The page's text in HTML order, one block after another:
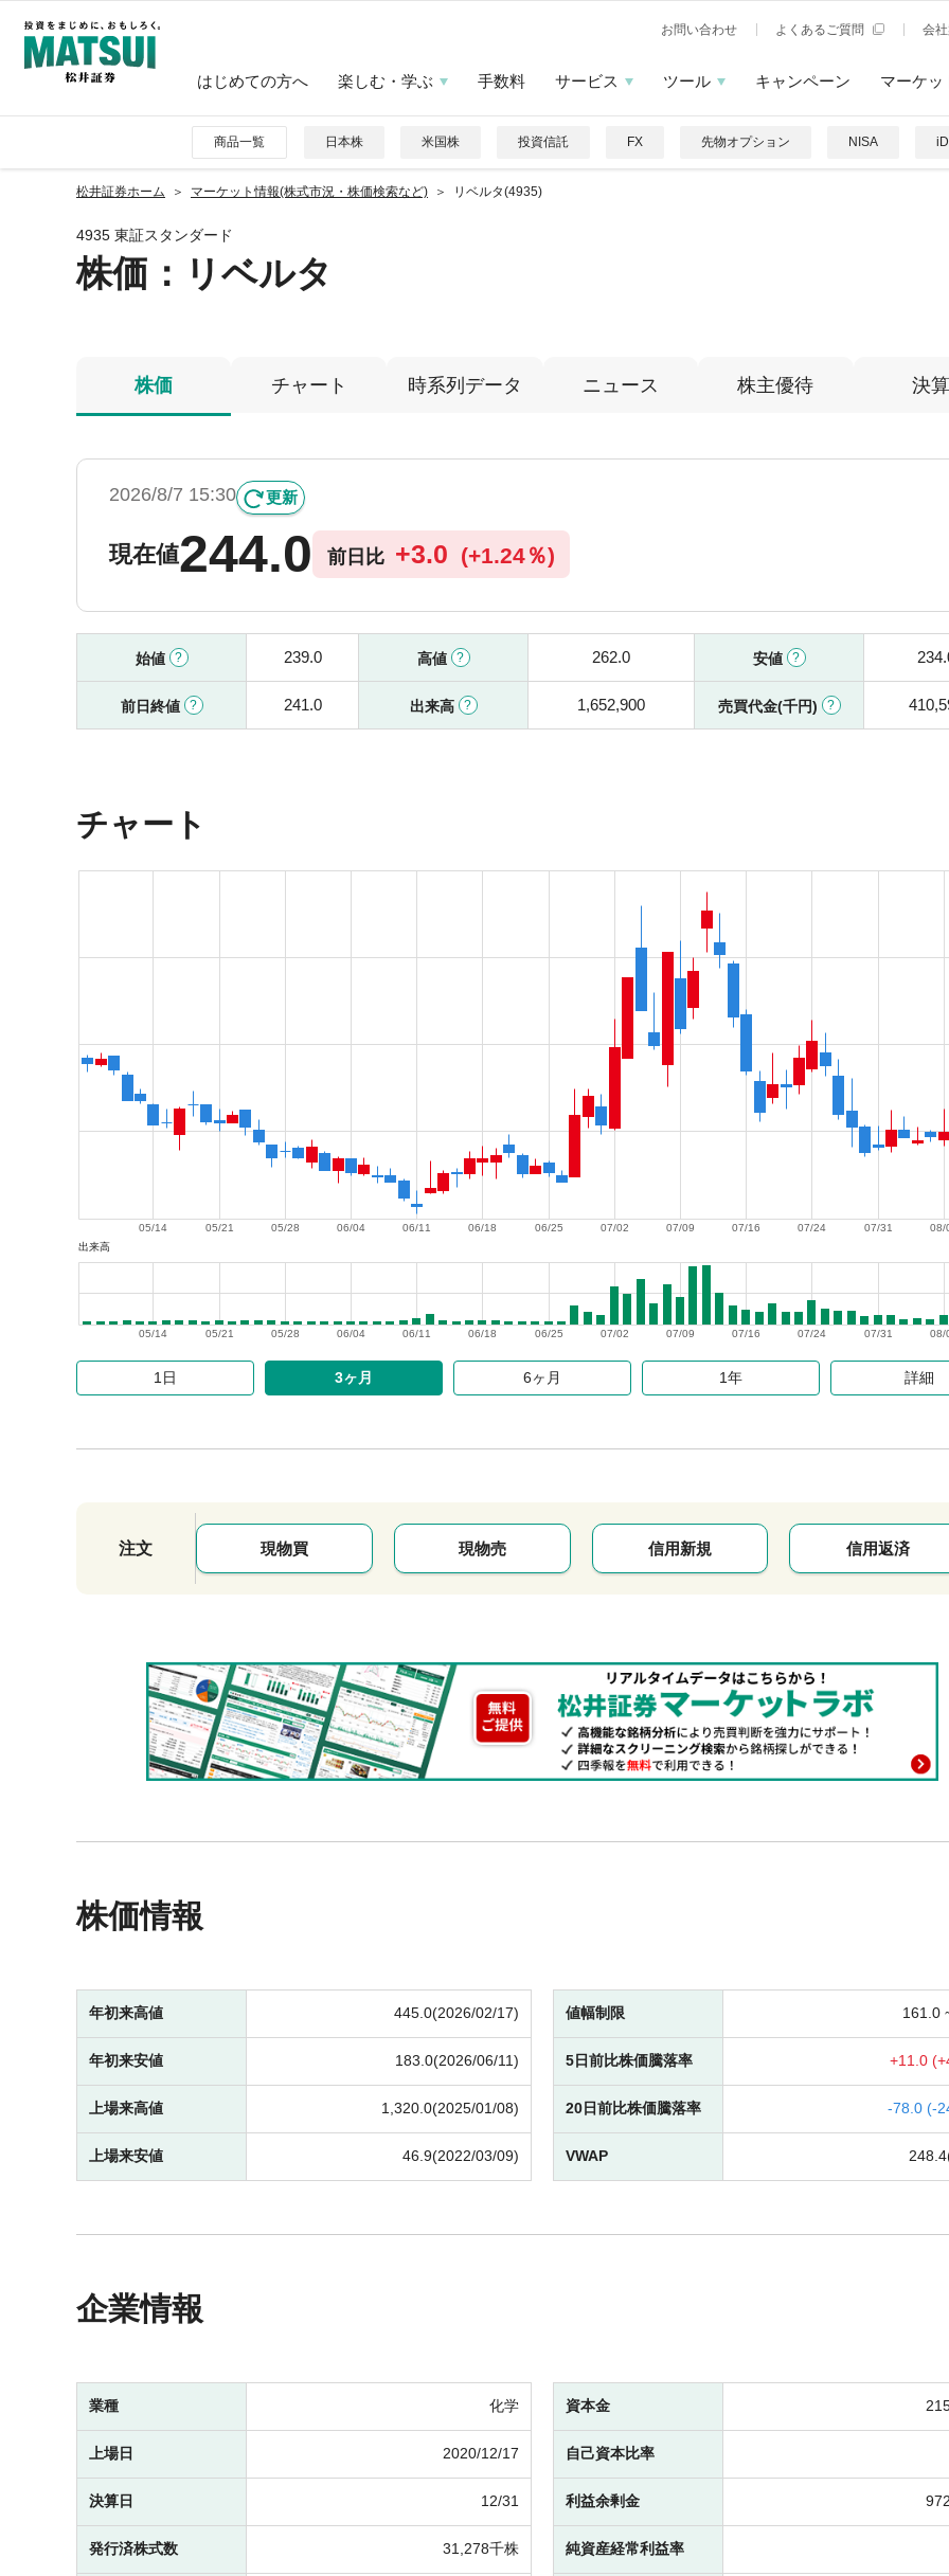
お問い合わせ よくあるご質問 会
はじめての方へ 楽しむ・学ぶ 手数料 サービス ツール キャンペーン マーケッ
商品一覧 日本株 米国株 投資信託 FX 先物オプション NISA
松井証券ホーム マーケット情報(株式市況・株価検索など) リベルタ(4935)
4935 東証スタンダード
株価 ：リベルタ
株価 チャート 時系列データ ニュース 株主優待 決算
2026/8/7 15:30 更新
現在値244.0 前日比 +3.0 (+1.24％)
始値 239.0 高値 262.0 安値
前日終値 241.0 出来高 1,652,900 売買代金(千円)
チャート
08/
07/31
07/24
07/16
07/09
07/02
06/25
06/18
06/11
06/04
05/28
05/21
05/14
出来高
08/
07/31
07/24
07/16
07/09
07/02
06/25
06/18
06/11
06/04
05/28
05/21
05/14
1日 3ヶ月 6ヶ月 1年 詳細
注文 現物買 現物売 信用新規 信用返済
株価情報
年初来高値 445.0(2026/02/17)
年初来安値 183.0(2026/06/11)
上場来高値 1,320.0(2025/01/08)
上場来安値 46.9(2022/03/09)
値幅制限 161.0
5日前比株価騰落率 +11.0 (+
20日前比株価騰落率 -78.0 (-
VWAP
企業情報
業種 化学
上場日 2020/12/17
決算日 12/31
発行済株式数 31,278千株
資本金
自己資本比率
利益余剰金
純資産経常利益率